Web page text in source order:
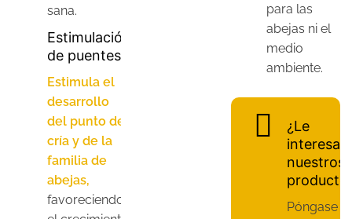
sana.
Estimulación
de puentes
Estimula el
desarrollo
del punto de
cría y de la
familia de
abejas,
favoreciendo
para las
abejas ni el
medio
ambiente.
¿Le
interesan
nuestros
Póngase